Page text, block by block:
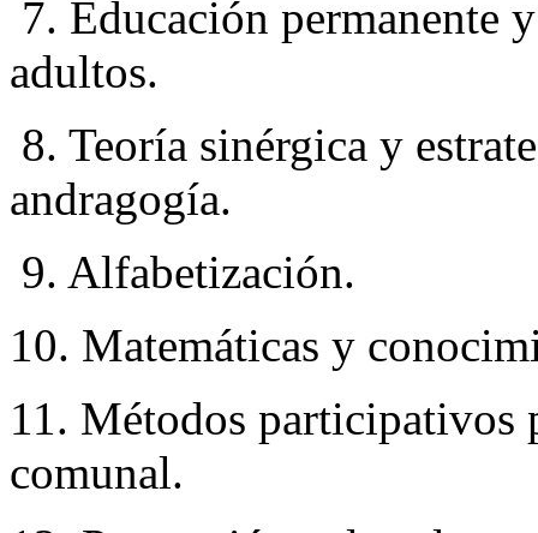
7. Educación permanente
adultos.
8. Teoría sinérgica y
andragogía.
9. Alfabetización.
10. Matemáticas y
11. Métodos participativos
comunal.